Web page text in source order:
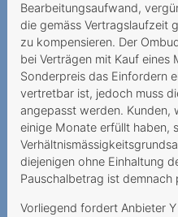
Bearbeitungsaufwand,
die gemäss Vertragslaufzeit
zu kompensieren. Der
bei Verträgen mit Kauf
Sonderpreis das Einfordern
vertretbar ist, jedoch muss
angepasst werden. Kunden,
einige Monate erfüllt haben,
diejenigen ohne Einhaltung
Pauschalbetrag ist
Vorliegend fordert Anbieter